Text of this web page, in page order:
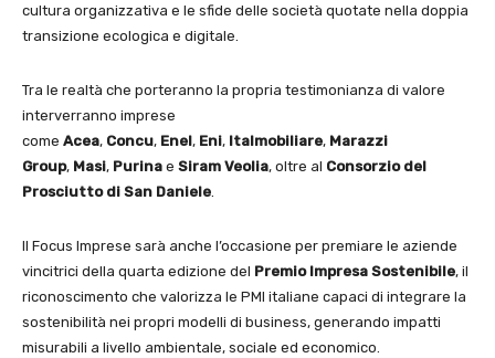
cultura organizzativa e le sfide delle società quotate nella doppia
transizione ecologica e digitale.
Tra le realtà che porteranno la propria testimonianza di valore
interverranno imprese
come Acea, Concu, Enel, Eni, Italmobiliare, Marazzi
Group, Masi, Purina e Siram Veolia, oltre al Consorzio del
Prosciutto di San Daniele
Il Focus Imprese sarà anche l’occasione per premiare le aziende
vincitrici della quarta edizione del Premio Impresa Sostenibile, il
riconoscimento che valorizza le PMI italiane capaci di integrare la
sostenibilità nei propri modelli di business, generando impatti
misurabili a livello ambientale, sociale ed economico.